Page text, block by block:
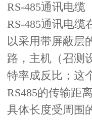
RS-485通讯电缆
RS-485通讯电
以采用带屏蔽层
路，主机（召测
特率成反比；这
RS485的传输距
具体长度受周围